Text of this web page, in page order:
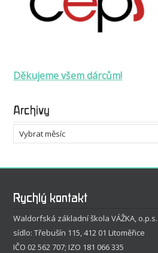
Děkujeme všem dárcům!
Archivy
Archivy
Rychlý kontakt
Waldorfská základní škola VÁŽKA, o.p.s.
sídlo: Třebušín 115, 412 01 Litoměřice
IČO 02 562 707; IZO 181 066 335